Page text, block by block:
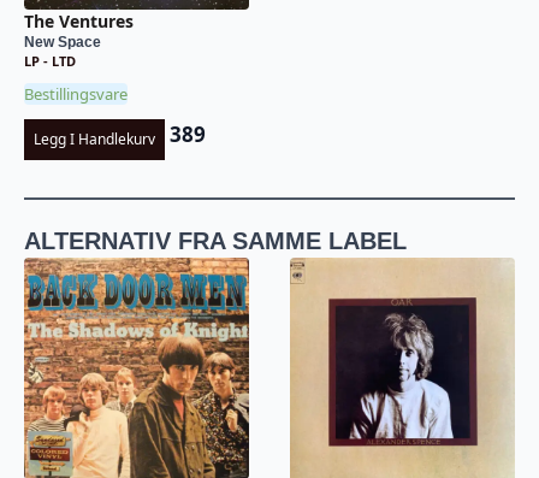
The Ventures
New Space
LP - LTD
Bestillingsvare
Legg I Handlekurv 389
ALTERNATIV FRA SAMME LABEL